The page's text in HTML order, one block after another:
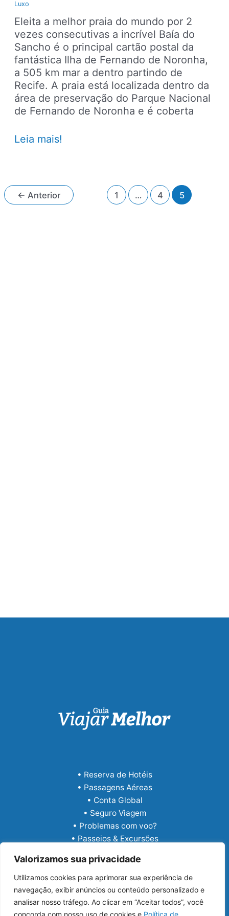
Valorizamos sua privacidade
Utilizamos cookies para aprimorar sua experiência de
navegação, exibir anúncios ou conteúdo personalizado e
analisar nosso tráfego. Ao clicar em “Aceitar todos”, você
concorda com nosso uso de cookies e Política de
Luxo
Eleita a melhor praia do mundo por 2
vezes consecutivas a incrível Baía do
Sancho é o principal cartão postal da
fantástica Ilha de Fernando de Noronha,
a 505 km mar a dentro partindo de
Recife. A praia está localizada dentro da
área de preservação do Parque Nacional
de Fernando de Noronha e é coberta
Baía
praia
mais
Leia mais!
Paginação
de
← Anterior 1 … 4 5
• Reserva de Hotéis
• Passagens Aéreas
• Conta Global
• Seguro Viagem
• Problemas com voo?
• Passeios & Excursões